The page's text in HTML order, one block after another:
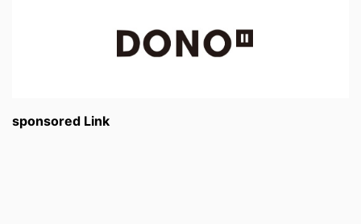
sponsored Link